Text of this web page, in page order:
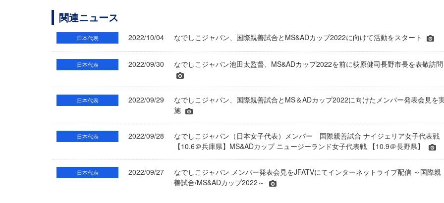
関連ニュース
日本代表 2022/10/04 なでしこジャパン、国際親善試合とMS&ADカップ2022に向けて活動をスタート
日本代表 2022/09/30 なでしこジャパン池田太監督、MS&ADカップ2022を前に荻原健司長野市長を表敬訪問
日本代表 2022/09/29
なでしこジャパン、国際親善試合とMS＆ADカップ2022に向けたメンバー発表会見を
施
日本代表 2022/09/28
なでしこジャパン（日本女子代表）メンバー 国際親善試合 ナイジェリア女子代表戦
【10.6＠兵庫県】MS&ADカップ ニュージーランド女子代表戦 【10.9＠⾧野県】
日本代表 2022/09/27
なでしこジャパン メンバー発表会見をJFATVにてインターネットライブ配信 ～国際親
善試合/MS&ADカップ2022～